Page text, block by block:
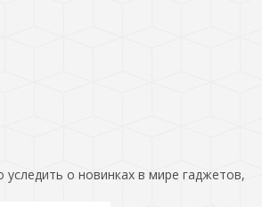
о новинках в мире гаджетов,